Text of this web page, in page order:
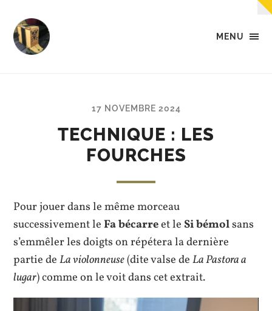
MENU
les
pieds.
17 NOVEMBRE 2024
TECHNIQUE : LES
FOURCHES
Pour jouer dans le même morceau
successivement leFa bécarreet le Si bémolsans
s’emmêler les doigts on répétera la dernière
partie deLa violonneuse(dite valse deLa Pastora a
lugar) comme on le voit dans cet extrait.